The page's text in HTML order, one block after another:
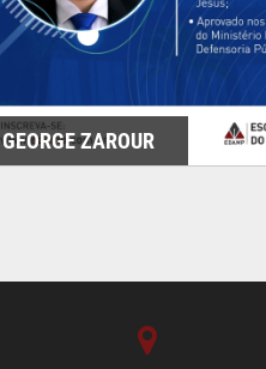
GEORGE ZAROUR